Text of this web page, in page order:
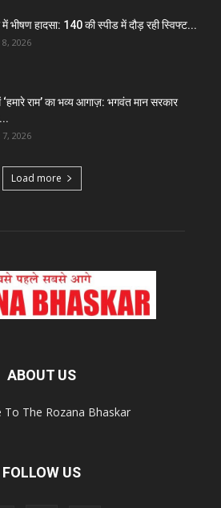
भीषण हादसा: 140 की स्पीड में दौड़ रही स्विफ्ट...
2026
राम’ का भव्य आगाज़: भगवंत मान सरकार
2026
Load more
ABOUT US
To The Rozana Bhaskar
FOLLOW US